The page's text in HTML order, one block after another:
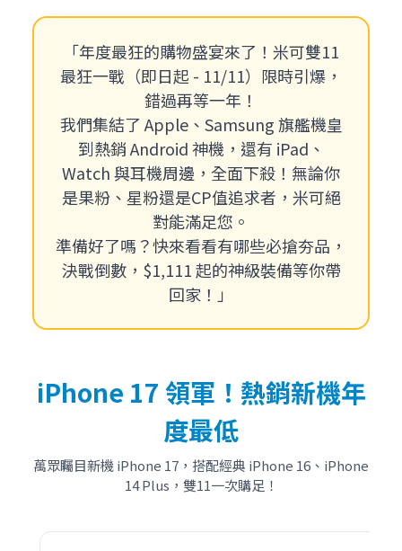
「年度最狂的購物盛宴來了！米可雙11
最狂一戰（即日起 - 11/11）限時引爆，
錯過再等一年！
我們集結了 Apple、Samsung 旗艦機皇
到熱銷 Android 神機，還有 iPad、
Watch 與耳機周邊，全面下殺！無論你
是果粉、星粉還是CP值追求者，米可絕
對能滿足您。
準備好了嗎？快來看看有哪些必搶夯品，
決戰倒數，$1,111 起的神級裝備等你帶
回家！」
iPhone 17 領軍！熱銷新機年
度最低
萬眾矚目新機 iPhone 17，搭配經典 iPhone 16、iPhone
14 Plus，雙11一次購足！